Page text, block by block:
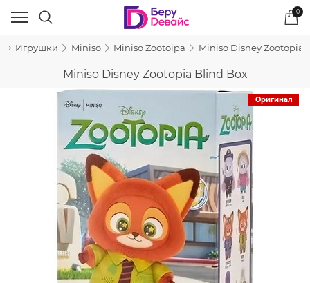
0
Игрушки Miniso Miniso Zootoipa Miniso Disney Zootopia
Miniso Disney Zootopia Blind Box
Оригинал